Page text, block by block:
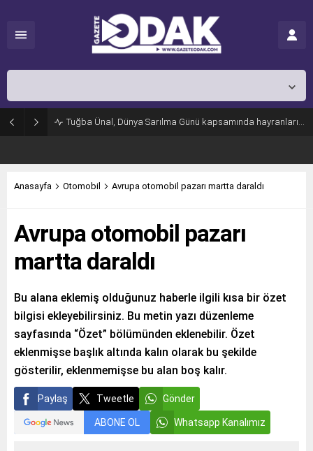
Tuğba Ünal, Dünya Sarılma Günü kapsamında hayranlarıyla buluştu
Anasayfa Otomobil Avrupa otomobil pazarı martta daraldı
Avrupa otomobil pazarı
martta daraldı
Bu alana eklemiş olduğunuz haberle ilgili kısa bir özet
bilgisi ekleyebilirsiniz. Bu metin yazı düzenleme
sayfasında “Özet” bölümünden eklenebilir. Özet
eklenmişse başlık altında kalın olarak bu şekilde
gösterilir, eklenmemişse bu alan boş kalır.
Paylaş Tweetle Gönder
ABONE OL Whatsapp Kanalımız